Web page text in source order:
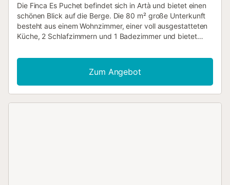
Die Finca Es Puchet befindet sich in Artà und bietet einen
schönen Blick auf die Berge. Die 80 m² große Unterkunft
besteht aus einem Wohnzimmer, einer voll ausgestatteten
Küche, 2 Schlafzimmern und 1 Badezimmer und bietet
außerdem Highspeed-WLAN (geeignet für Videoanrufe)
mit einem eigenen Arbeitsplatz für Homeoffice, ein TV, ein
Ventilator sowie eine Waschmaschine. Außerdem steht
Ihnen eine Tischtennisplatte zur Verfügung. Ein Babybett
Zum Angebot